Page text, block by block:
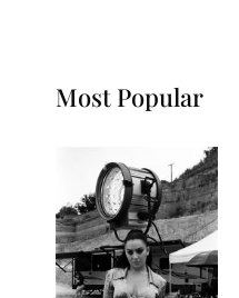
Most Popular